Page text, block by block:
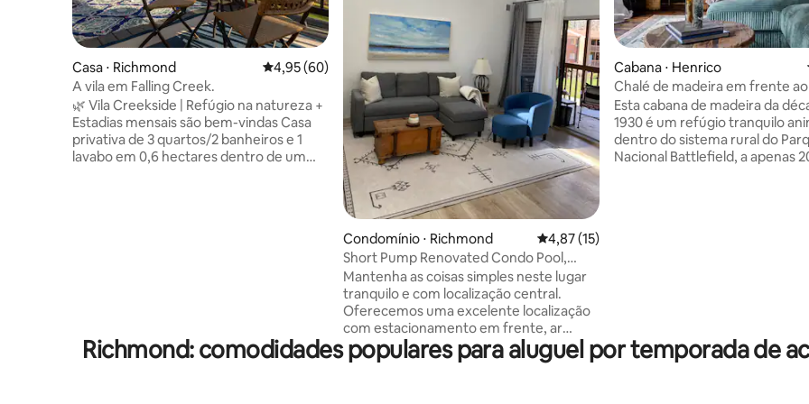
Casa ⋅ Richmond 4,95 de uma avaliação média de 5, 60 avaliações
4,95 (60)
A vila em Falling Creek.
🌿 Vila Creekside | Refúgio na natureza +
Estadias mensais são bem-vindas Casa
privativa de 3 quartos/2 banheiros e 1
lavabo em 0,6 hectares dentro de um
de Richmond — onde a natureza
encontra a conveniência da cidade.
Condomínio ⋅ Richmond 4,87 de uma avaliação média de 5, 15
4,87 (15)
Short Pump Renovated Condo Pool,
Park. Peaceful
Mantenha as coisas simples neste lugar
tranquilo e com localização central.
Oferecemos uma excelente localização
com estacionamento em frente, ar
condicionado central e/ou aquecimento,
condomínio totalmente novo com
Cabana ⋅ Henrico
Chalé de madeira em frente
Esta cabana de madeira da
1930 é um refúgio tranquilo
dentro do sistema rural do
Nacional Battlefield, a apenas
grandes dimensões, completo
roupões de pelúcia para dois.
Richmond: comodidades populares para aluguel por temporada de